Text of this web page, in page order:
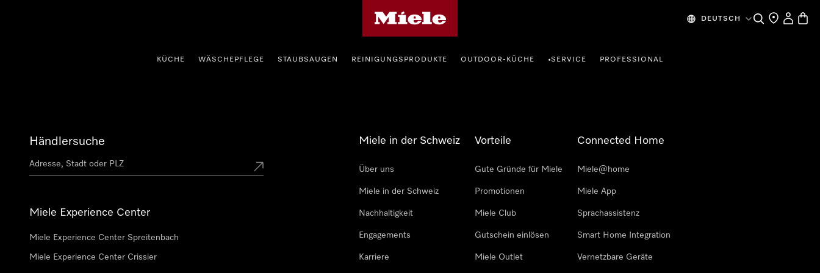
DEUTSCH SucheHändlersuche
Mein
KÜCHE WÄSCHEPFLEGE STAUBSAUGEN REINIGUNGSPRODUKTE OUTDOOR-KÜCHE •SERVICE PROFESSIONAL
Händlersuche
Miele Experience Center
Miele Experience Center Spreitenbach
Miele Experience Center Crissier
Miele in der Schweiz
Über uns
Miele in der Schweiz
Nachhaltigkeit
Engagements
Karriere
Vorteile
Gute Gründe für Miele
Promotionen
Miele Club
Gutschein einlösen
Miele Outlet
Connected Home
Miele@home
Miele App
Sprachassistenz
Smart Home Integration
Vernetzbare Geräte